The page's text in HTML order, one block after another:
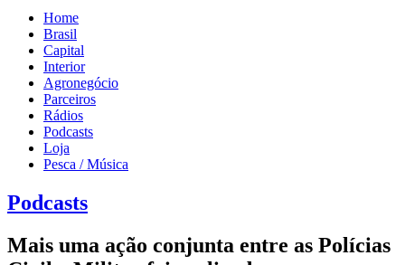
Home
Brasil
Capital
Interior
Agronegócio
Parceiros
Rádios
Podcasts
Loja
Pesca / Música
Podcasts
Mais uma ação conjunta entre as Polícias